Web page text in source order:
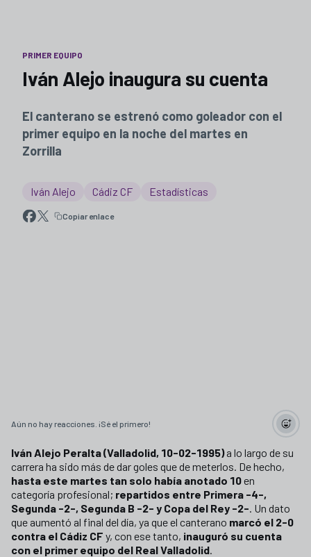
PRIMER EQUIPO
Iván Alejo inaugura su cuenta
El canterano se estrenó como goleador con el
primer equipo en la noche del martes en
Zorrilla
Iván Alejo Cádiz CF Estadísticas
Copiar enlace
Aún no hay reacciones. ¡Sé el primero!
Iván Alejo Peralta (Valladolid, 10-02-1995)a lo largo de su
carrera ha sido más de dar goles que de meterlos. De hecho,
hasta este martes tan solo había anotado 10en
categoría profesional; repartidos entre Primera -4-,
Segunda -2-, Segunda B -2- y Copa del Rey -2-. Un dato
que aumentó al final del día, ya que el canterano marcó el 2-0
contra el Cádiz CF y, con ese tanto, inauguró su cuenta
con el primer equipo del Real Valladolid.